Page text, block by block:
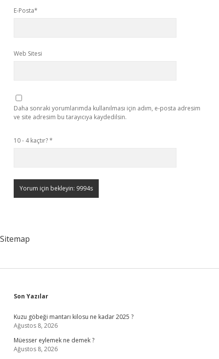
E-Posta*
Web Sitesi
Daha sonraki yorumlarımda kullanılması için adım, e-posta adresim
ve site adresim bu tarayıcıya kaydedilsin.
10 - 4 kaçtır?*
Sitemap
Sidebar
Son Yazılar
Kuzu göbeği mantarı kilosu ne kadar 2025 ?
Ağustos 8, 2026
Müesser eylemek ne demek ?
Ağustos 8, 2026